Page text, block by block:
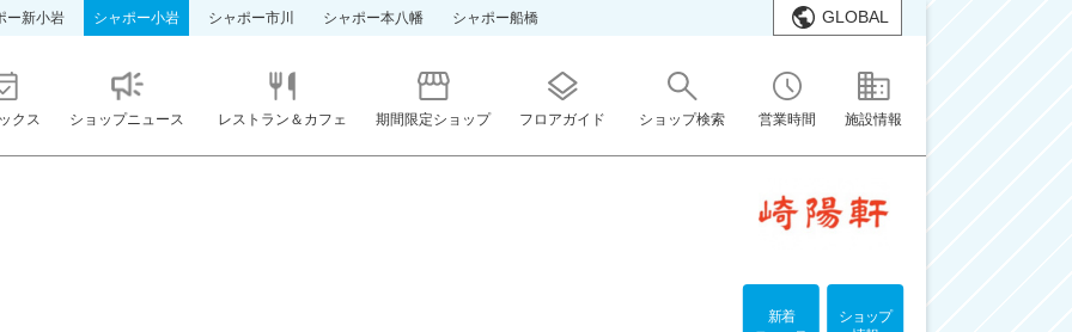
ー新小岩 シャポー小岩 シャポー市川 シャポー本八幡 シャポー船橋 GLOBAL
クス ショップニュース レストラン＆カフェ 期間限定ショップ フロアガイド ショップ検索 営業時間 施設情報
新着
ショップ